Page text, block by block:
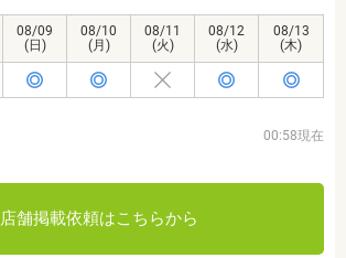
08/09
(日)
08/10
(月)
08/11
(火)
08/12
(水)
08/13
(木)
00:58現在
店舗掲載依頼はこちらから